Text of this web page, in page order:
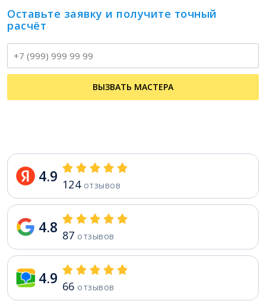
Оставьте заявку и получите точный
расчёт
ВЫЗВАТЬ МАСТЕРА
4.9 124отзывов
4.8 87 отзывов
4.9 66 отзывов